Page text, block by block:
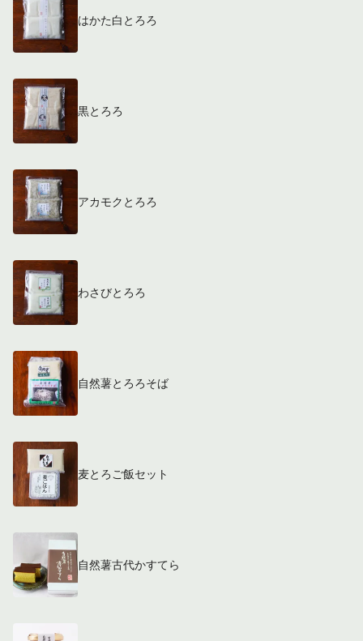
はかた白とろろ
黒とろろ
アカモクとろろ
わさびとろろ
自然薯とろろそば
麦とろご飯セット
自然薯古代かすてら